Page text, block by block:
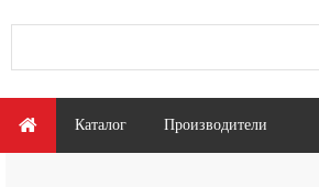
Главное меню
Каталог Производители